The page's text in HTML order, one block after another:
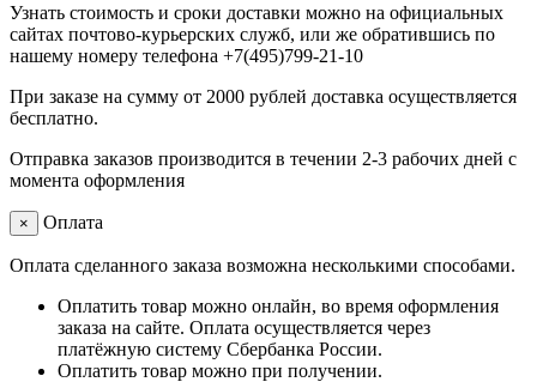
Узнать стоимость и сроки доставки можно на официальных
сайтах почтово-курьерских служб, или же обратившись по
нашему номеру телефона +7(495)799-21-10
При заказе на сумму от 2000 рублей доставка осуществляется
бесплатно.
Отправка заказов производится в течении 2-3 рабочих дней с
момента оформления
× Оплата
Оплата сделанного заказа возможна несколькими способами.
Оплатить товар можно онлайн, во время оформления
заказа на сайте. Оплата осуществляется через
платёжную систему Сбербанка России.
Оплатить товар можно при получении.